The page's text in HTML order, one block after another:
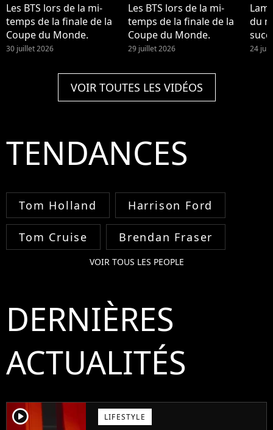
Les BTS lors de la mi-
temps de la finale de la
Coupe du Monde.
30 juillet 2026
Les BTS lors de la mi-
temps de la finale de la
Coupe du Monde.
29 juillet 2026
du
24
VOIR TOUTES LES VIDÉOS
TENDANCES
Tom Holland Harrison Ford
Tom Cruise Brendan Fraser
VOIR TOUS LES PEOPLE
DERNIÈRES
ACTUALITÉS
player2 LIFESTYLE